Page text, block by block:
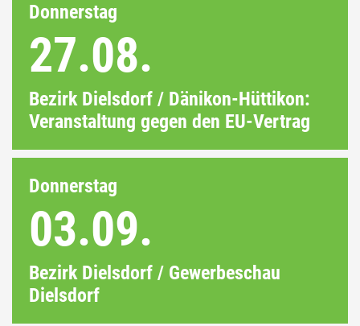
Donnerstag
27.08.
Bezirk Dielsdorf / Dänikon-Hüttikon:
Veranstaltung gegen den EU-Vertrag
Donnerstag
03.09.
Bezirk Dielsdorf / Gewerbeschau
Dielsdorf